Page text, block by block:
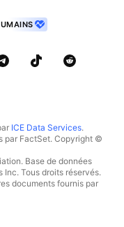
ICE Data Services.
par FactSet. Copyright ©
Base de données
Inc. Tous droits réservés.
documents fournis par